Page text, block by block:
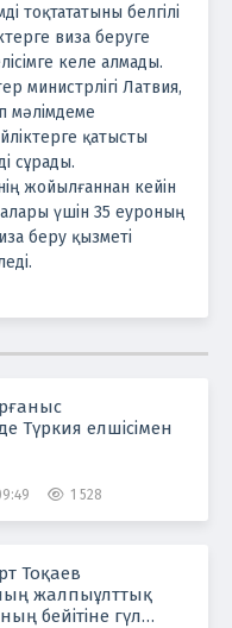
тоқтататыны белгілі
виза беруге
келе алмады.
министрлігі Латвия,
мәлімдеме
қатысты
сұрады.
жойылғаннан кейін
үшін 35 еуроның
беру қызметі
Түркия елшісімен
1 528
Тоқаев
жалпыұлттық
бейітіне гүл